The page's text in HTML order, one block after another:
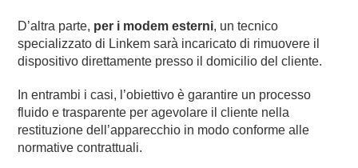
D’altra parte, per i modem esterni, un tecnico
specializzato di Linkem sarà incaricato di rimuovere il
dispositivo direttamente presso il domicilio del cliente.
In entrambi i casi, l’obiettivo è garantire un processo
fluido e trasparente per agevolare il cliente nella
restituzione dell’apparecchio in modo conforme alle
normative contrattuali.